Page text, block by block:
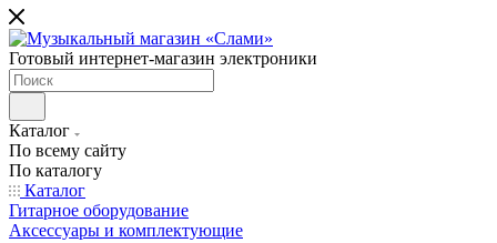
Готовый интернет-магазин электроники
Каталог
По всему сайту
По каталогу
Каталог
Гитарное оборудование
Аксессуары и комплектующие